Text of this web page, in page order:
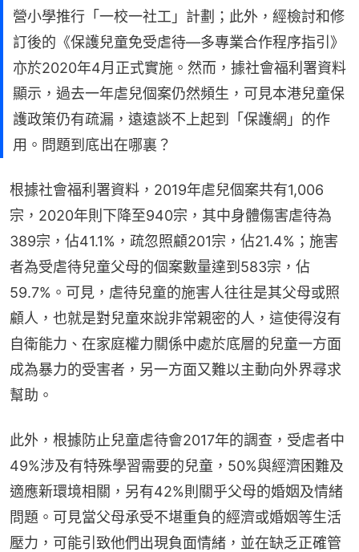
營小學推行「一校一社工」計劃；此外，經檢討和修
訂後的《保護兒童免受虐待—多專業合作程序指引》
亦於2020年4月正式實施。然而，據社會福利署資料
顯示，過去一年虐兒個案仍然頻生，可見本港兒童保
護政策仍有疏漏，遠遠談不上起到「保護網」的作
用。問題到底出在哪裏？
根據社會福利署資料，2019年虐兒個案共有1,006
宗，2020年則下降至940宗，其中身體傷害虐待為
389宗，佔41.1%，疏忽照顧201宗，佔21.4%；施害
者為受虐待兒童父母的個案數量達到583宗，佔
59.7%。可見，虐待兒童的施害人往往是其父母或照
顧人，也就是對兒童來說非常親密的人，這使得沒有
自衛能力、在家庭權力關係中處於底層的兒童一方面
成為暴力的受害者，另一方面又難以主動向外界尋求
幫助。
此外，根據防止兒童虐待會2017年的調查，受虐者中
49%涉及有特殊學習需要的兒童，50%與經濟困難及
適應新環境相關，另有42%則關乎父母的婚姻及情緒
問題。可見當父母承受不堪重負的經濟或婚姻等生活
壓力，可能引致他們出現負面情緒，並在缺乏正確管